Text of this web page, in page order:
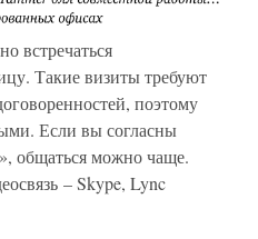
встречаться
Такие визиты требуют
поэтому
Если вы согласны
общаться можно чаще.
– Skype, Lync